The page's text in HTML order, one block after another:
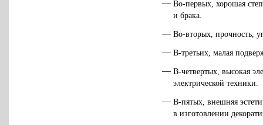
Во-первых, хорошая
и брака.
Во-вторых, прочность,
В-третьих, малая
В-четвертых, высокая
электрической техники.
В-пятых, внешняя
в изготовлении